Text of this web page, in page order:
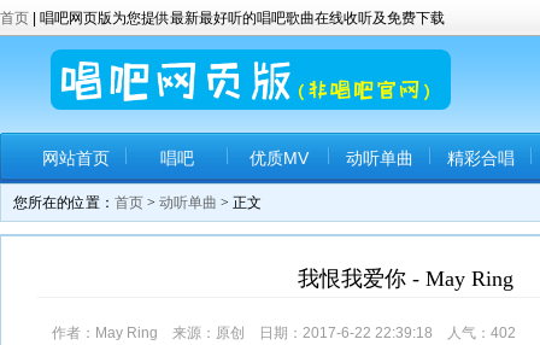
首页 | 唱吧网页版为您提供最新最好听的唱吧歌曲在线收听及免费下载
网站首页 唱吧 优质MV 动听单曲 精彩合唱
您所在的位置： 首页 > 动听单曲 > 正文
我恨我爱你 - May Ring
作者：May Ring 来源：原创 日期：2017-6-22 22:39:18 人气： 402